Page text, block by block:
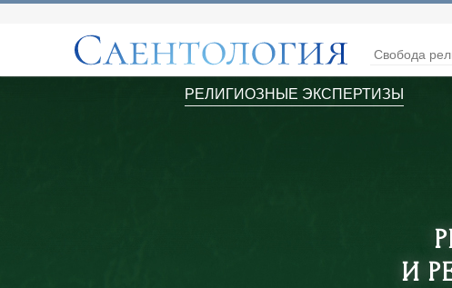
Свобода
РЕЛИГИОЗНЫЕ ЭКСПЕРТИЗЫ
И